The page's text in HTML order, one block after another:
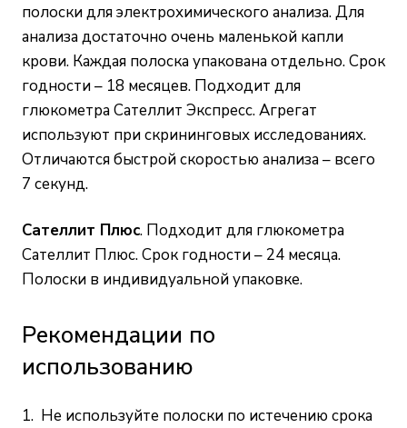
полоски для электрохимического анализа. Для
анализа достаточно очень маленькой капли
крови. Каждая полоска упакована отдельно. Срок
годности – 18 месяцев. Подходит для
глюкометра Сателлит Экспресс. Агрегат
используют при скрининговых исследованиях.
Отличаются быстрой скоростью анализа – всего
7 секунд.
Сателлит Плюс. Подходит для глюкометра
Сателлит Плюс. Срок годности – 24 месяца.
Полоски в индивидуальной упаковке.
Рекомендации по
использованию
Не используйте полоски по истечению срока